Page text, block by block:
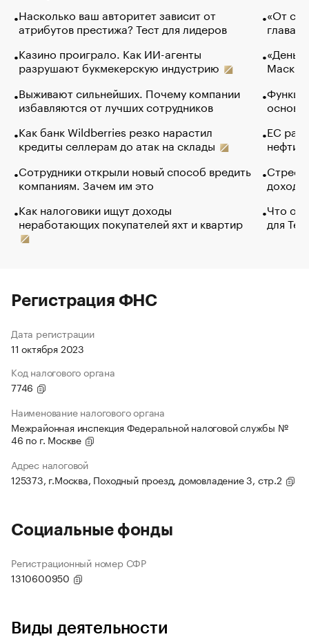
Насколько ваш авторитет зависит от
атрибутов престижа? Тест для лидеров
Казино проиграло. Как ИИ-агенты
разрушают букмекерскую индустрию
Выживают сильнейших. Почему компании
избавляются от лучших сотрудников
Как банк Wildberries резко нарастил
кредиты селлерам до атак на склады
Сотрудники открыли новый способ вредить
компаниям. Зачем им это
Как налоговики ищут доходы
неработающих покупателей яхт и квартир
«От
глава
Маск в
основ
ЕС
нефти
Что
для
Регистрация ФНС
Дата регистрации
11 октября 2023
Код налогового органа
7746
Наименование налогового органа
Межрайонная инспекция Федеральной налоговой службы №
46 по г. Москве
Адрес налоговой
125373, г.Москва, Походный проезд, домовладение 3, стр.2
Социальные фонды
Регистрационный номер СФР
1310600950
Виды деятельности